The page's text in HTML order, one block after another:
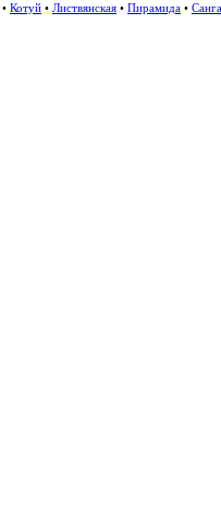
• Котуй • Листвянская • Пирамида •